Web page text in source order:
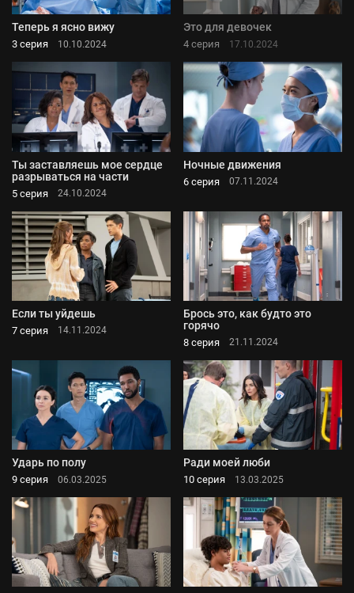
Теперь я ясно вижу
3 серия 10.10.2024
Это для девочек
4 серия 17.10.2024
Ты заставляешь мое сердце
разрываться на части
5 серия 24.10.2024
Ночные движения
6 серия 07.11.2024
Если ты уйдешь
7 серия 14.11.2024
Брось это, как будто это
горячо
8 серия 21.11.2024
Ударь по полу
9 серия 06.03.2025
Ради моей люби
10 серия 13.03.2025